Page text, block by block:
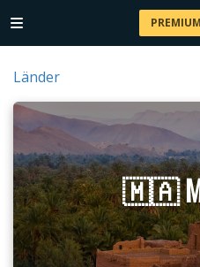
Länder
🇲🇦